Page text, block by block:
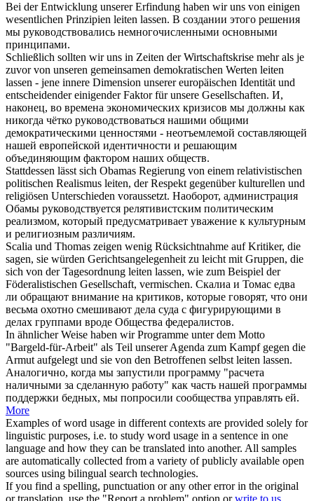
Bei der Entwicklung unserer Erfindung haben wir uns von einigen
wesentlichen Prinzipien leiten lassen. В создании этого решения
мы руководствовались немногочисленными основными
принципами.
Schließlich sollten wir uns in Zeiten der Wirtschaftskrise mehr als je
zuvor von unseren gemeinsamen demokratischen Werten leiten
lassen - jene innere Dimension unserer europäischen Identität und
entscheidender einigender Faktor für unsere Gesellschaften. И,
наконец, во времена экономических кризисов мы должны как
никогда чётко руководствоваться нашими общими
демократическими ценностями - неотъемлемой составляющей
нашей европейской идентичности и решающим
объединяющим фактором наших обществ.
Stattdessen lässt sich Obamas Regierung von einem relativistischen
politischen Realismus leiten, der Respekt gegenüber kulturellen und
religiösen Unterschieden voraussetzt. Наоборот, администрация
Обамы руководствуется релятивистским политическим
реализмом, который предусматривает уважение к культурным
и религиозным различиям.
Scalia und Thomas zeigen wenig Rücksichtnahme auf Kritiker, die
sagen, sie würden Gerichtsangelegenheit zu leicht mit Gruppen, die
sich von der Tagesordnung leiten lassen, wie zum Beispiel der
Föderalistischen Gesellschaft, vermischen. Скалиа и Томас едва
ли обращают внимание на критиков, которые говорят, что они
весьма охотно смешивают дела суда с фигурирующими в
делах группами вроде Общества федералистов.
In ähnlicher Weise haben wir Programme unter dem Motto
"Bargeld-für-Arbeit" als Teil unserer Agenda zum Kampf gegen die
Armut aufgelegt und sie von den Betroffenen selbst leiten lassen.
Аналогично, когда мы запустили программу "расчета
наличными за сделанную работу" как часть нашей программы
поддержки бедных, мы попросили сообщества управлять ей.
More
Examples of word usage in different contexts are provided solely for
linguistic purposes, i.e. to study word usage in a sentence in one
language and how they can be translated into another. All samples
are automatically collected from a variety of publicly available open
sources using bilingual search technologies.
If you find a spelling, punctuation or any other error in the original